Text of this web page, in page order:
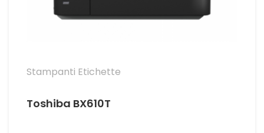
Stampanti Etichette
Toshiba BX610T